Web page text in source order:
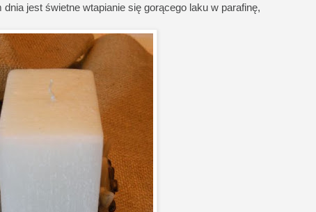
jest świetne wtapianie się gorącego laku w parafinę,